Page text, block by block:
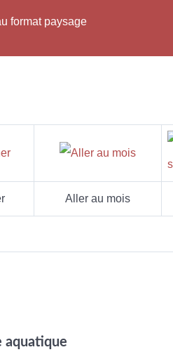
format paysage
Aller au mois
aquatique